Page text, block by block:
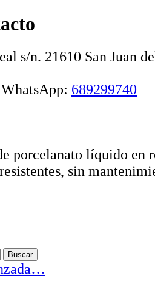
s/n. 21610 San Juan
WhatsApp: 689299740
porcelanato líquido en
sin